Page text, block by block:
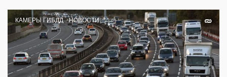
КАМЕРЫ ГИБДД НОВОСТИ